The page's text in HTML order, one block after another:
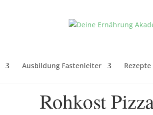
Ausbildung Fastenleiter Rezepte
Rohkost